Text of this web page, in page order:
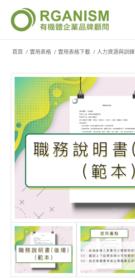
首頁 / 實用表格 / 實用表格下載 / 人力資源與訓練